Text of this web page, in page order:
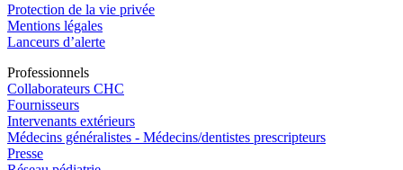
Protection de la vie privée
Mentions légales
Lanceurs d’alerte
Professionnels
Collaborateurs CHC
Fournisseurs
Intervenants extérieurs
Médecins généralistes - Médecins/dentistes prescripteurs
Presse